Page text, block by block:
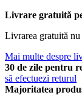
Livrare gratuită
Livrarea gratuită
Mai multe despre
30 de zile pentru
să efectuezi returul
Majoritatea